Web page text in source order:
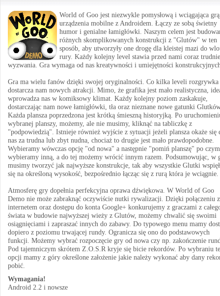
World of Goo jest niezwykle pomysłową i wciągająca
urządzenia mobilne z Androidem. Łączy ze sobą świetny
humor i genialne łamigłówki. Naszym celem jest
różnych skomplikowanych konstrukcji z "Glutów" w ten
sposób, aby utworzyły one drogę dla kleistej mazi do
rury. Każdy kolejny level stawia przed nami coraz
wyzwania. Gra wymaga od nas kreatywności i umiejętności
Gra ma wielu fanów dzięki swojej oryginalności. Co kilka leveli rozgrywka
dostarcza nam nowych atrakcji. Mimo, że grafika jest mało realistyczna,
wprowadza nas w komiksowy klimat. Każdy kolejny poziom zaskakuje,
dostarczając nam nowe łamigłówki, tła oraz nieznane nowe gatunki
Każda plansza poprzedzona jest krótką śmieszną historyjką. Po
wybranej planszy, możemy, ale nie musimy, kliknąć na tabliczkę z
"podpowiedzią". Istnieje również wyjście z sytuacji jeżeli plansza okaże się
nas za trudna lub zbyt nudna, chociaż to drugie jest mało prawdopodobne.
Wybieramy wówczas opcję "od nowa" a następnie "pomiń planszę" po czym
wybieramy inną, a do tej możemy wrócić innym razem. Podsumowując, w
musimy tworzyć jak najwyższe konstrukcje, tak aby wszystkie Glutki
się na określoną wysokość, bezpośrednio łącząc się z rurą która je wciągnie.
Atmosferę gry dopełnia perfekcyjna oprawa dźwiękowa. W World of Goo
Demo nie może zabraknąć oczywiście nutki rywalizacji. Dzięki połączeniu z
internetem oraz dostępu do konta Google+ konkurujemy z graczami z
świata w budowie najwyższej wieży z Glutów, możemy chwalić się swoimi
osiągnięciami i zapraszać innych do zabawy. Do typowego menu mamy
dopiero z poziomu trwającej rundy. Ogranicza się ono do podstawowych
funkcji. Możemy wybrać rozpoczęcie gry od nowa czy np. zakończenie
Pod tajemniczym skrótem Z.O.S.R kryje się bicie rekordów. Po wybraniu
opcji mamy z góry określone założenie jakie należy wykonać aby dany
pobić.
Wymagania!
Android 2.2 i nowsze